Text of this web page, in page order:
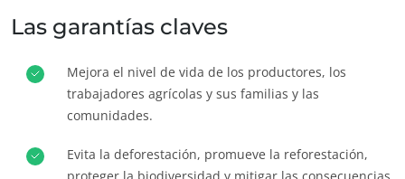
ECOCERT
Colombia (español)
Perú (español)
Europa
Las garantías claves
Mejora el nivel de vida de los productores, los
trabajadores agrícolas y sus familias y las
comunidades.
Evita la deforestación, promueve la reforestación,